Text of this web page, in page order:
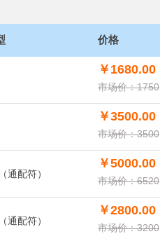
价格
￥1680.00
市场价：1750
￥3500.00
市场价：3500
通配符）
￥5000.00
市场价：6520
通配符）
￥2800.00
市场价：3200